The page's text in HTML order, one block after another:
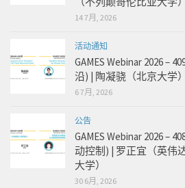
14 7月, 2026
活动通知
GAMES Webinar 2026 –
沿) | 陶凝骁（北京大学
6 7月, 2026
公告
GAMES Webinar 2026 –
动控制) | 罗正宜（英伟
大学）
30 6月, 2026